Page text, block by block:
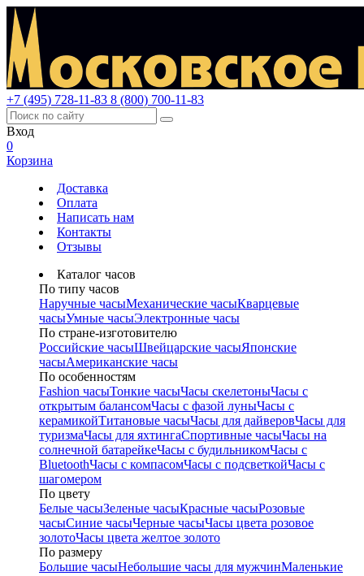
+7 (495) 728-11-83 8 (800) 700-11-83
Вход
0
Корзина
Доставка
Оплата
Написать нам
Контакты
Отзывы
Каталог часов
По типу часов
Наручные часыМеханические часыКварцевые
часыУмные часыЭлектронные часы
По стране-изготовителю
Российские часыШвейцарские часыЯпонские
часыАмериканские часы
По особенностям
Fashion часыТонкие часыЧасы скелетоныЧасы с
открытым балансомЧасы с фазой луныЧасы с
керамикойТитановые часыЧасы для дайверовЧасы для
туризмаЧасы для яхтингаСпортивные часыЧасы на
солнечной батарейкеЧасы с будильникомЧасы с
BluetoothЧасы с компасомЧасы с подсветкойЧасы с
шагомером
По цвету
Белые часыЗеленые часыКрасные часыРозовые
часыСиние часыЧерные часыЧасы цвета розовое
золотоЧасы цвета желтое золото
По размеру
Большие часыНебольшие часы для мужчинМаленькие